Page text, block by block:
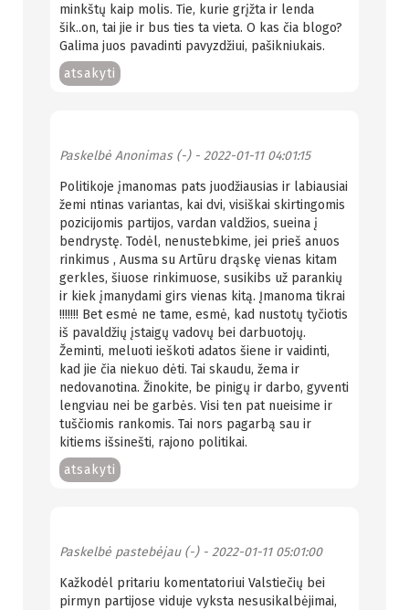
minkštų kaip molis. Tie, kurie grįžta ir lenda
šik..on, tai jie ir bus ties ta vieta. O kas čia blogo?
Galima juos pavadinti pavyzdžiui, pašikniukais.
atsakyti
Paskelbė Anonimas (-)- 2022-01-11 04:01:15
Politikoje įmanomas pats juodžiausias ir labiausiai
žemi ntinas variantas, kai dvi, visiškai skirtingomis
pozicijomis partijos, vardan valdžios, sueina į
bendrystę. Todėl, nenustebkime, jei prieš anuos
rinkimus , Ausma su Artūru drąskę vienas kitam
gerkles, šiuose rinkimuose, susikibs už parankių
ir kiek įmanydami girs vienas kitą. Įmanoma tikrai
!!!!!!! Bet esmė ne tame, esmė, kad nustotų tyčiotis
iš pavaldžių įstaigų vadovų bei darbuotojų.
Žeminti, meluoti ieškoti adatos šiene ir vaidinti,
kad jie čia niekuo dėti. Tai skaudu, žema ir
nedovanotina. Žinokite, be pinigų ir darbo, gyventi
lengviau nei be garbės. Visi ten pat nueisime ir
tuščiomis rankomis. Tai nors pagarbą sau ir
kitiems išsinešti, rajono politikai.
atsakyti
Paskelbė pastebėjau (-)- 2022-01-11 05:01:00
Kažkodėl pritariu komentatoriui Valstiečių bei
pirmyn partijose viduje vyksta nesusikalbėjimai,